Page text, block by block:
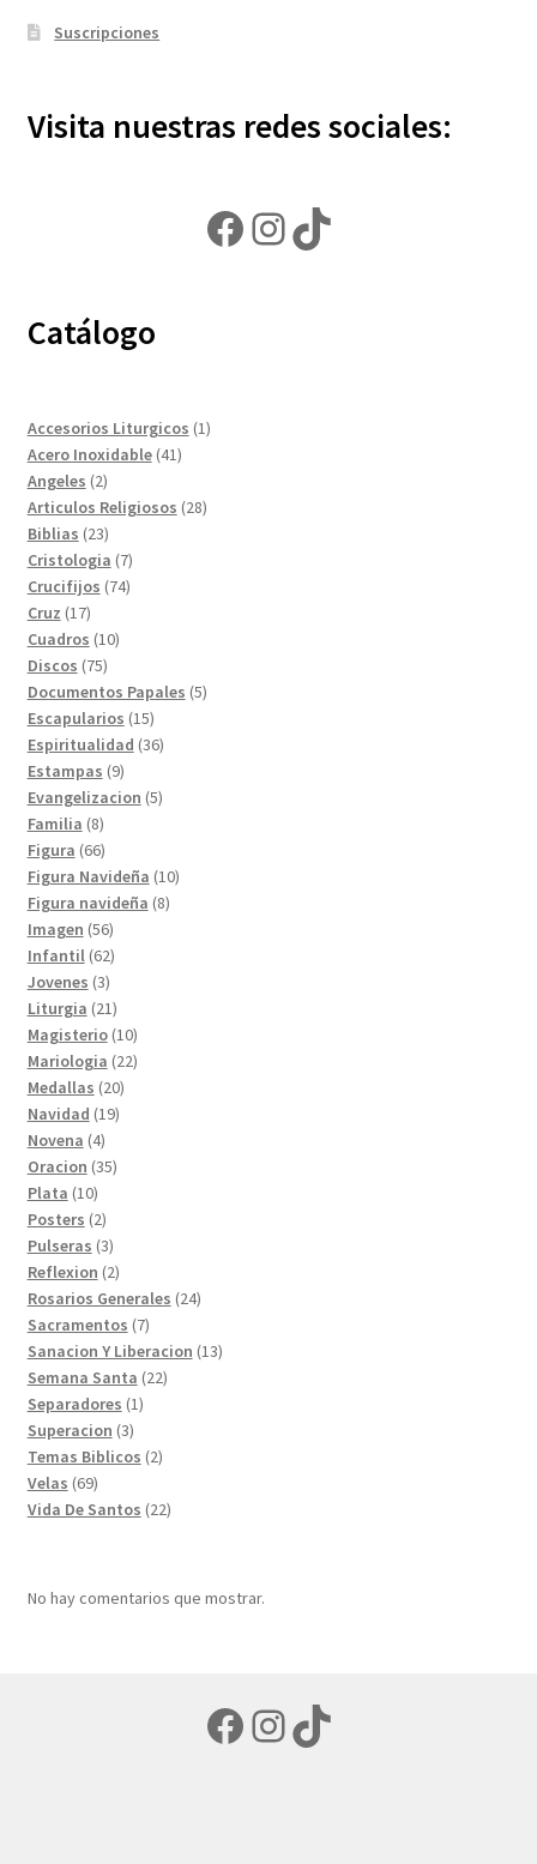
Suscripciones
Visita nuestras redes sociales:
Facebook
Instagram
TikTok
Catálogo
Accesorios Liturgicos 11
Acero Inoxidable 4141
Angeles 22
productos
Articulos Religiosos 2828
Biblias 2323
productos
Cristologia 77
productos
Crucifijos 7474
Cruz 1717
productos
Cuadros 1010
Discos 7575
productos
Documentos Papales 55
Escapularios 1515
productos
Espiritualidad 3636
Estampas 99
productos
Evangelizacion 55
Familia 88
productos
Figura 6666
productos
Figura Navideña 1010
Figura navideña 88
Imagen 5656
productos
Infantil 6262
productos
Jovenes 33
productos
Liturgia 2121
productos
Magisterio 1010
productos
Mariologia 2222
Medallas 2020
productos
Navidad 1919
Novena 44
productos
Oracion 3535
Plata 1010
productos
Posters 22
productos
Pulseras 33
productos
Reflexion 22
productos
Rosarios Generales 2424
Sacramentos 77
productos
Sanacion Y Liberacion 1313
Semana Santa 2222
Separadores 11
Superacion 33
productos
Temas Biblicos 22
Velas 6969
productos
Vida De Santos 2222
No hay comentarios que mostrar.
Facebook
Instagram
TikTok